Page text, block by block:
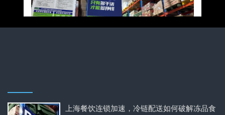
上海餐饮连锁加速，冷链配送如何破解冻品食